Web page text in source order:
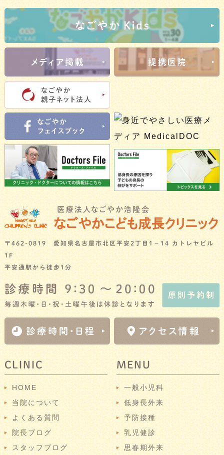
〒462-0819 愛知県名古屋市北区平安2丁目1－14 カトレヤビル
1F
平安通駅から徒歩1分
CLINIC
HOME
当院について
よくある質問
院長ブログ
スタッフブログ
MENU
一般小児科
低身長外来
予防接種
乳児健診
思春期外来